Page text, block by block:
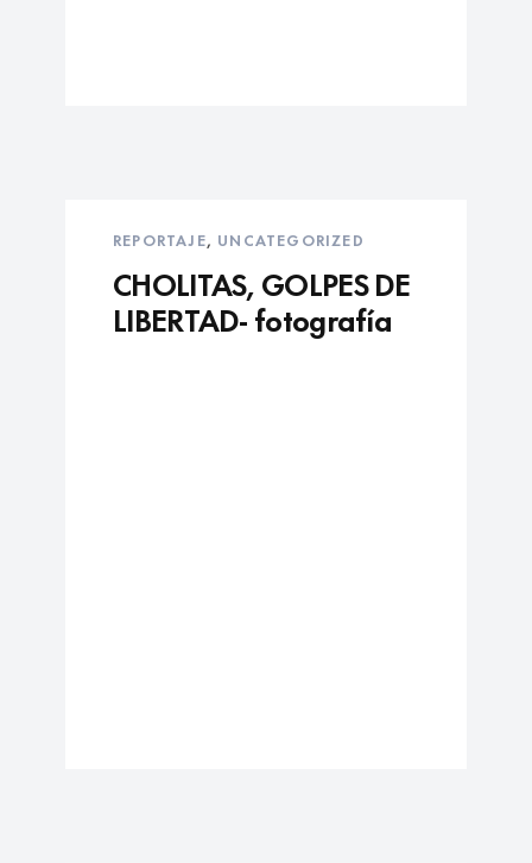
REPORTAJE, UNCATEGORIZED
CHOLITAS, GOLPES DE
LIBERTAD- fotografía